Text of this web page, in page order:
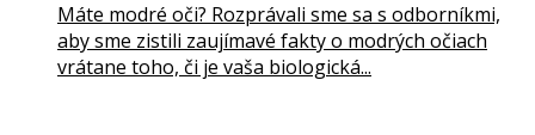
Máte modré oči? Rozprávali sme sa s odborníkmi,
aby sme zistili zaujímavé fakty o modrých očiach
vrátane toho, či je vaša biologická...